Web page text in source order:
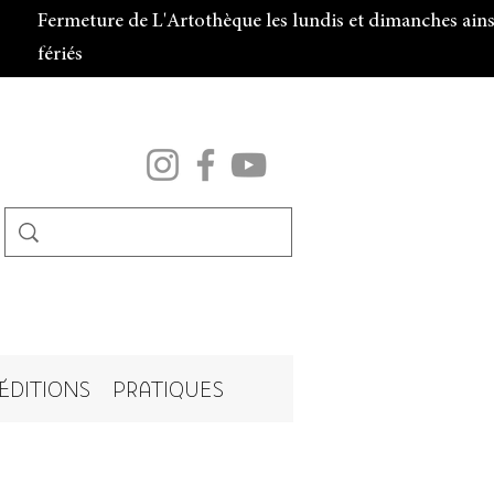
Fermeture de L'Artothèque les lundis et dimanches
fériés
ÉDITIONS PRATIQUES